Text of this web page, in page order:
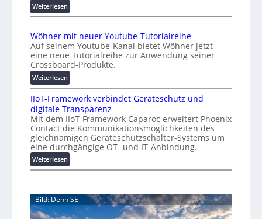
m
t
i
o
O
r
g
w
ä
c
s
w
e
d
e
K
o
s
t
e
n
f
a
l
l
e
Weiterlesen:
A
A
Z
ü
r
i
c
h
:
T
r
e
f
f
p
n
k
t
Wöhner mit neuer Youtube-Tutorialreihe
Auf seinem Youtube-Kanal bietet Wöhner jetzt
eine neue Tutorialreihe zur Anwendung seiner
Crossboard-Produkte.
Weiterlesen:
W
ö
h
n
e
r
m
i
t
e
u
e
IIoT-Framework verbindet Geräteschutz und
digitale Transparenz
Mit dem IIoT-Framework Caparoc erweitert Phoenix
Contact die Kommunikationsmöglichkeiten des
gleichnamigen Geräteschutzschalter-Systems um
eine durchgängige OT- und IT-Anbindung.
Weiterlesen:
I
T
-
Bild: Dehn SE